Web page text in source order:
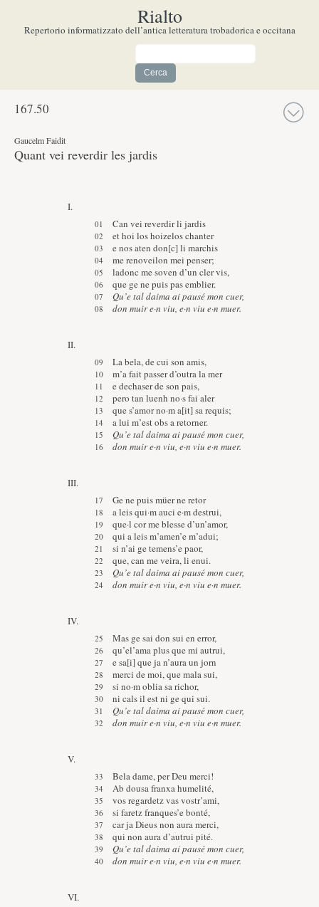
Rialto
Repertorio informatizzato dell’antica letteratura trobadorica e occitana
167.50
Gaucelm Faidit
Quant vei reverdir les jardis
I.
Can vei reverdir li jardis
et hoi los hoizelos chanter
e nos aten don[c] li marchis
me renoveilon mei penser;
ladonc me soven d’un cler vis,
que ge ne puis pas emblier.
Qu’e tal daima ai pausé mon cuer,
don muir e·n viu, e·n viu e·n muer.
II.
La bela, de cui son amis,
m’a fait passer d’outra la mer
e dechaser de son pais,
pero tan luenh no·s fai aler
que s’amor no·m a[it] sa requis;
a lui m’est obs a retorner.
Qu’e tal daima ai pausé mon cuer,
don muir e·n viu, e·n viu e·n muer.
III.
Ge ne puis müer ne retor
a leis qui·m auci e·m destrui,
que·l cor me blesse d’un’amor,
qui a leis m’amen’e m’adui;
si n’ai ge temens’e paor,
que, can me veira, li enui.
Qu’e tal daima ai pausé mon cuer,
don muir e·n viu, e·n viu e·n muer.
IV.
Mas ge sai don sui en error,
qu’el’ama plus que mi autrui,
e sa[i] que ja n’aura un jorn
merci de moi, que mala sui,
si no·m oblia sa richor,
ni cals il est ni ge qui sui.
Qu’e tal daima ai pausé mon cuer,
don muir e·n viu, e·n viu e·n muer.
V.
Bela dame, per Deu merci!
Ab dousa franxa humelité,
vos regardetz vas vostr’ami,
si faretz franques’e bonté,
car ja Dieus non aura merci,
qui non aura d’autrui pité.
Qu’e tal daima ai pausé mon cuer,
don muir e·n viu, e·n viu e·n muer.
VI.